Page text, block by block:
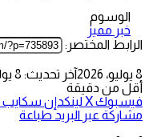
الوسوم
خبر مميز
الرابط المختصر:
8 يوليو، 2026
آخر تحديث: 8 يوليو، 2026
أقل من دقيقة
فيسبوك‫Xلينكدإن سكايب
مشاركة عبر البريد طباعة